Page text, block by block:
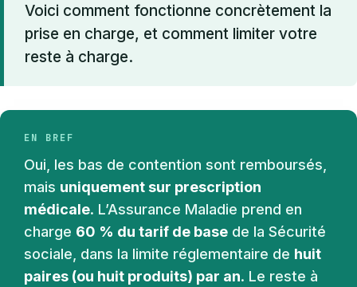
Voici comment fonctionne concrètement la
prise en charge, et comment limiter votre
reste à charge.
EN BREF
Oui, les bas de contention sont remboursés,
mais uniquement sur prescription
médicale. L’Assurance Maladie prend en
charge 60 % du tarif de base de la Sécurité
sociale, dans la limite réglementaire de huit
paires (ou huit produits) par an. Le reste à